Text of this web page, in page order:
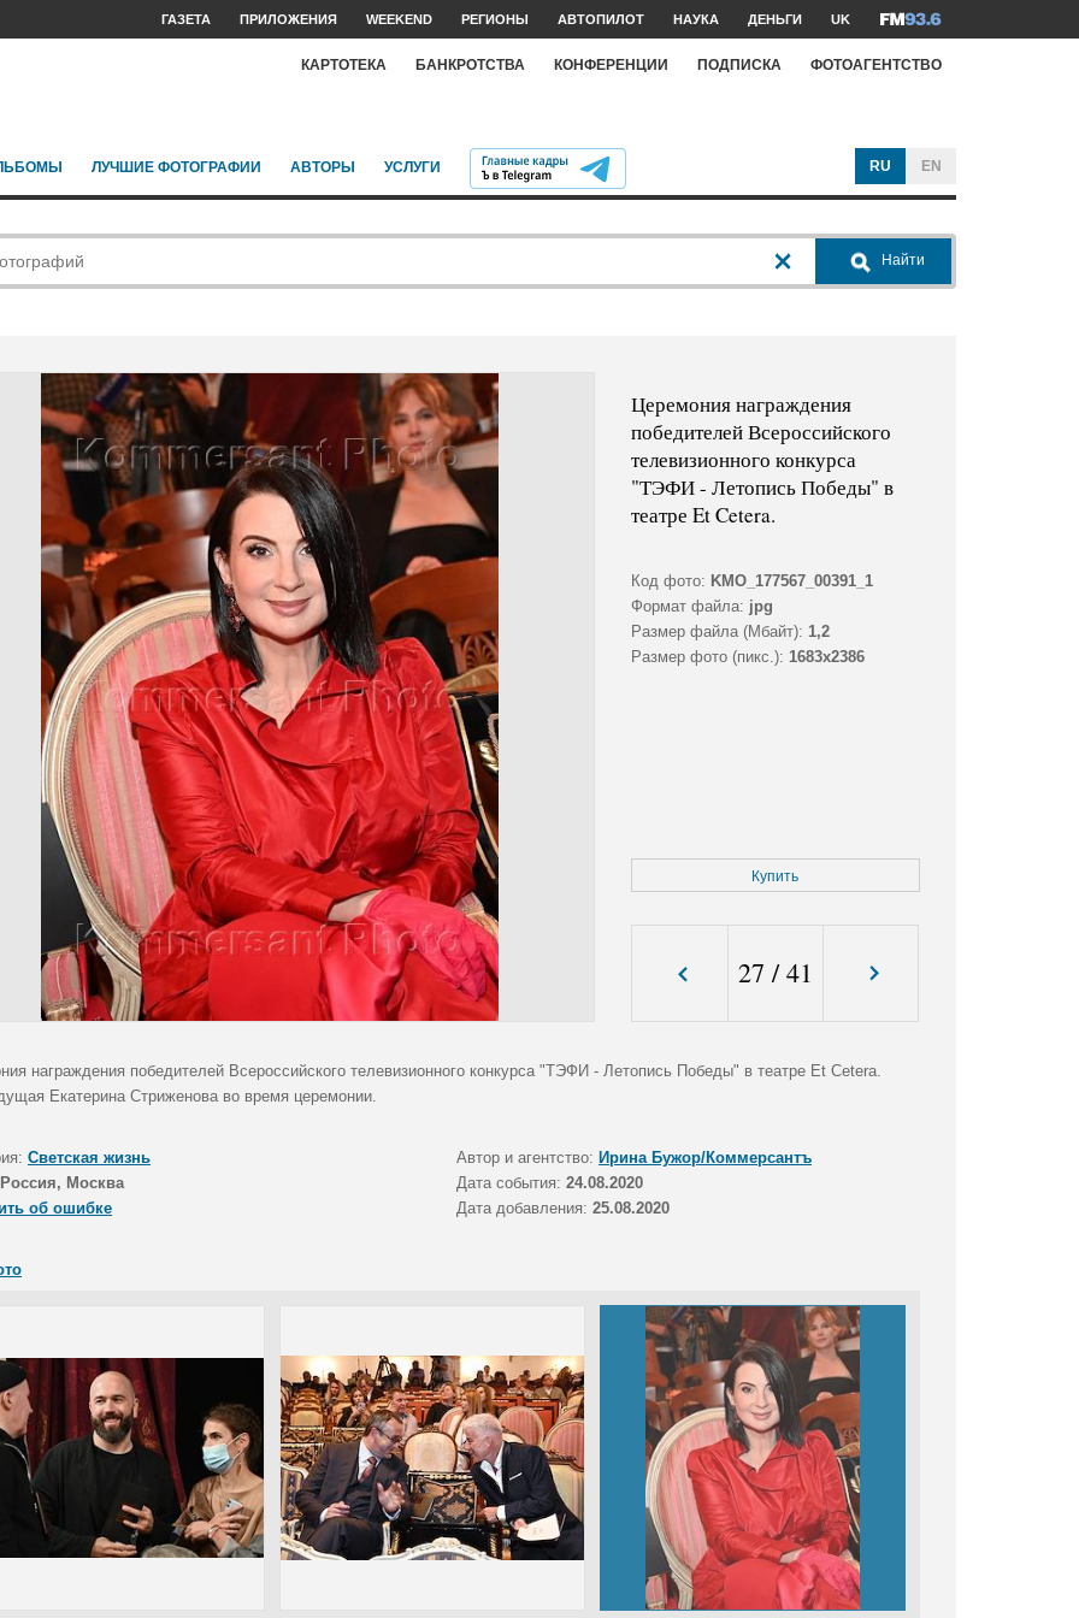
ГАЗЕТА ПРИЛОЖЕНИЯ WEEKEND РЕГИОНЫ АВТОПИЛОТ НАУКА ДЕНЬГИ UK
КАРТОТЕКА БАНКРОТСТВА КОНФЕРЕНЦИИ ПОДПИСКА ФОТОАГЕНТСТВО
ЛУЧШИЕ ФОТОГРАФИИ АВТОРЫ УСЛУГИ RU EN
Найти
Церемония награждения
победителей Всероссийского
телевизионного конкурса
"ТЭФИ - Летопись Победы" в
театре Et Cetera.
Код фото: KMO_177567_00391_1
Формат файла: jpg
Размер файла (Мбайт): 1,2
Размер фото (пикс.): 1683x2386
Купить
27 /41
награждения победителей Всероссийского телевизионного конкурса "ТЭФИ - Летопись Победы" в театре Et Cetera.
Екатерина Стриженова во время церемонии.
Светская жизнь Автор и агентство: Ирина Бужор/Коммерсантъ
Россия, Москва Дата события: 24.08.2020
об ошибке
Дата добавления: 25.08.2020